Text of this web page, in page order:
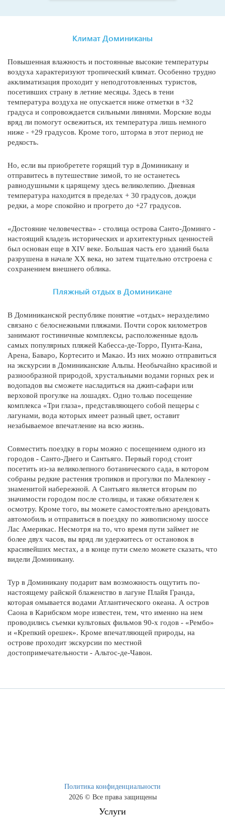
Климат Доминиканы
Повышенная влажность и постоянные высокие температуры
воздуха характеризуют тропический климат. Особенно трудно
акклиматизация проходит у неподготовленных туристов,
посетивших страну в летние месяцы. Здесь в тени
температура воздуха не опускается ниже отметки в +32
градуса и сопровождается сильными ливнями. Морские воды
вряд ли помогут освежиться, их температура лишь немного
ниже - +29 градусов. Кроме того, шторма в этот период не
редкость.
Но, если вы приобретете горящий тур в Доминикану и
отправитесь в путешествие зимой, то не останетесь
равнодушными к царящему здесь великолепию. Дневная
температура находится в пределах + 30 градусов, дожди
редки, а море спокойно и прогрето до +27 градусов.
«Достояние человечества» - столица острова Санто-Доминго -
настоящий кладезь исторических и архитектурных ценностей
был основан еще в XIV веке. Большая часть его зданий была
разрушена в начале XX века, но затем тщательно отстроена с
сохранением внешнего облика.
Пляжный отдых в Доминикане
В Доминиканской республике понятие «отдых» неразделимо
связано с белоснежными пляжами. Почти сорок километров
занимают гостиничные комплексы, расположенные вдоль
самых популярных пляжей Кабесса-де-Торро, Пунта-Кана,
Арена, Баваро, Кортесито и Макао. Из них можно отправиться
на экскурсии в Доминиканские Альпы. Необычайно красивой и
разнообразной природой, хрустальными водами горных рек и
водопадов вы сможете насладиться на джип-сафари или
верховой прогулке на лошадях. Одно только посещение
комплекса «Три глаза», представляющего собой пещеры с
лагунами, вода которых имеет разный цвет, оставит
незабываемое впечатление на всю жизнь.
Совместить поездку в горы можно с посещением одного из
городов - Санто-Диего и Сантьяго. Первый город стоит
посетить из-за великолепного ботанического сада, в котором
собраны редкие растения тропиков и прогулки по Малекону -
знаменитой набережной. А Сантьяго является вторым по
значимости городом после столицы, и также обязателен к
осмотру. Кроме того, вы можете самостоятельно арендовать
автомобиль и отправиться в поездку по живописному шоссе
Лас Америкас. Несмотря на то, что время пути займет не
более двух часов, вы вряд ли удержитесь от остановок в
красивейших местах, а в конце пути смело можете сказать, что
видели Доминикану.
Тур в Доминикану подарит вам возможность ощутить по-
настоящему райской блаженство в лагуне Плайя Гранда,
которая омывается водами Атлантического океана. А остров
Саона в Карибском море известен, тем, что именно на нем
проводились съемки культовых фильмов 90-х годов - «Рембо»
и «Крепкий орешек». Кроме впечатляющей природы, на
острове проходит экскурсии по местной
достопримечательности - Альтос-де-Чавон.
Политика конфиденциальности
2026 © Все права защищены
Услуги